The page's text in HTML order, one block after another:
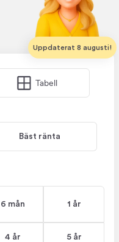
Uppdaterat 8 augusti!
Tabell
Bäst ränta
6 mån 1 år
4 år 5 år